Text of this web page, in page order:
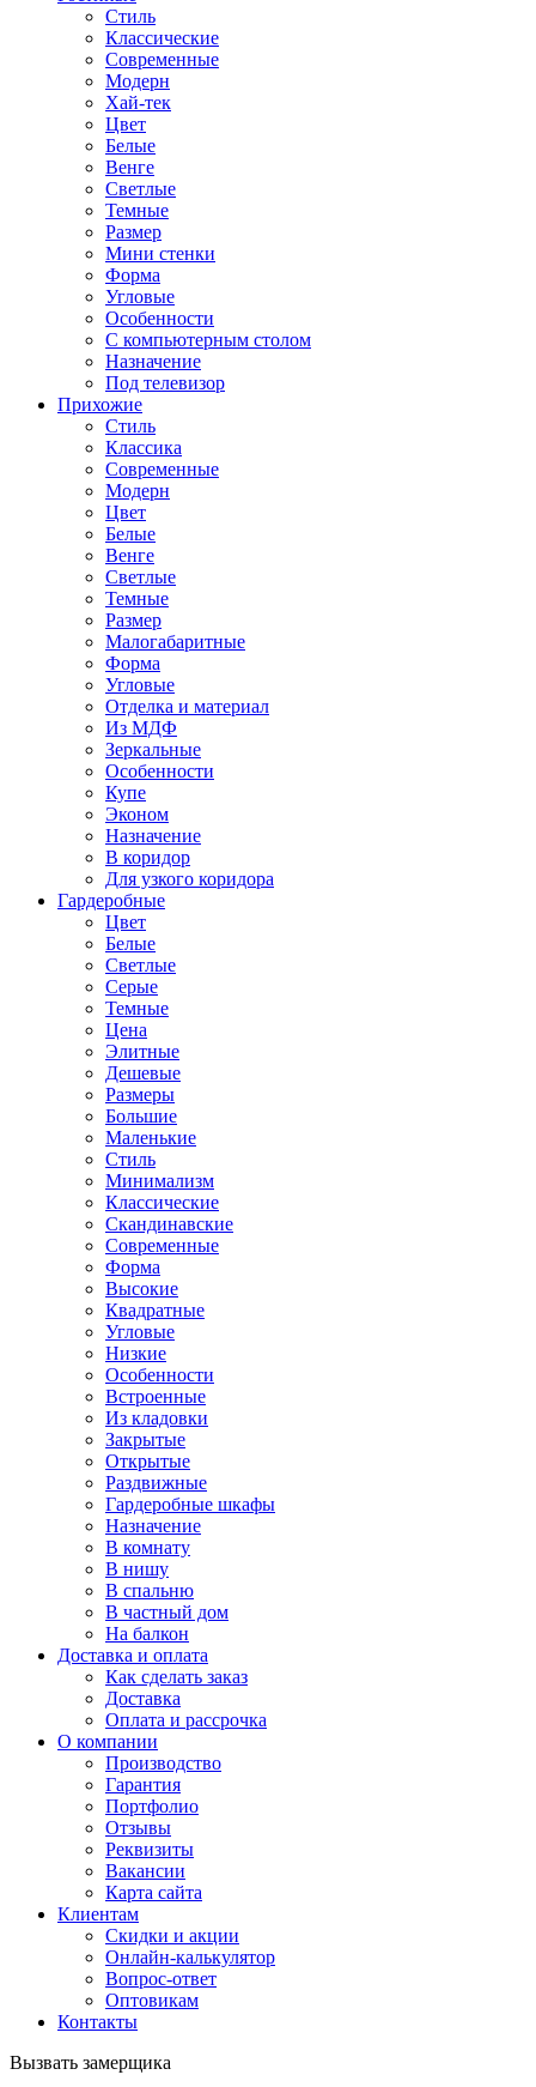
Стиль
Классические
Современные
Модерн
Хай-тек
Цвет
Белые
Венге
Светлые
Темные
Размер
Мини стенки
Форма
Угловые
Особенности
С компьютерным столом
Назначение
Под телевизор
Прихожие
Стиль
Классика
Современные
Модерн
Цвет
Белые
Венге
Светлые
Темные
Размер
Малогабаритные
Форма
Угловые
Отделка и материал
Из МДФ
Зеркальные
Особенности
Купе
Эконом
Назначение
В коридор
Для узкого коридора
Гардеробные
Цвет
Белые
Светлые
Серые
Темные
Цена
Элитные
Дешевые
Размеры
Большие
Маленькие
Стиль
Минимализм
Классические
Скандинавские
Современные
Форма
Высокие
Квадратные
Угловые
Низкие
Особенности
Встроенные
Из кладовки
Закрытые
Открытые
Раздвижные
Гардеробные шкафы
Назначение
В комнату
В нишу
В спальню
В частный дом
На балкон
Доставка и оплата
Как сделать заказ
Доставка
Оплата и рассрочка
О компании
Производство
Гарантия
Портфолио
Отзывы
Реквизиты
Вакансии
Карта сайта
Клиентам
Скидки и акции
Онлайн-калькулятор
Вопрос-ответ
Оптовикам
Контакты
Вызвать замерщика